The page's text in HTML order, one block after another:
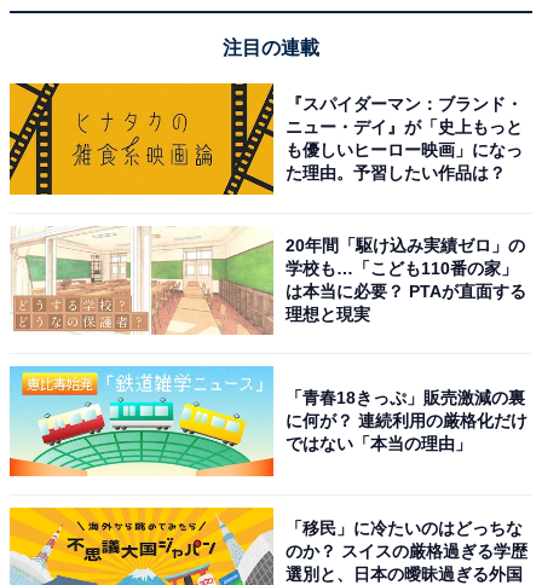
「全然思い浮かばない！」という人は、他人から「上手
だね。すごいね」と言われたこと（絵がうまい、服のセ
ンスがいい、PCの入力が速い、ミスを見つけるのが早
い、プレゼンで噛まないなど）を思い出して書いてみて
ください。
次ページ 次のステップは市場調査！
注目の連載
『スパイダーマン：ブランド・
ニュー・デイ』が「史上もっと
も優しいヒーロー映画」になっ
た理由。予習したい作品は？
20年間「駆け込み実績ゼロ」の
学校も…「こども110番の家」
は本当に必要？ PTAが直面する
理想と現実
「青春18きっぷ」販売激減の裏
に何が？ 連続利用の厳格化だけ
ではない「本当の理由」
「移民」に冷たいのはどっちな
のか？ スイスの厳格過ぎる学歴
選別と、日本の曖昧過ぎる外国